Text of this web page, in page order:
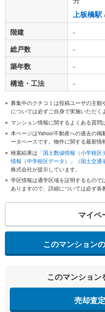
上板橋駅
階建
-
総戸数
-
築年数
-
構造・工法
-
募集中のクチコミは投稿ユーザの主
については必ずご自身で実施いただく
マンション情報に関するよくある質問
本ページはYahoo!不動産への過去の
ータベースです。物件に関する最新情
検索結果は 「国土数値情報（小学校区
情報（中学校区データ）」（国土交通
株式会社が提示しています。
学区情報は通学区域を証明するもの
ありますので、詳細については必ず各
マイペ
このマンション
このマンショ
売却査